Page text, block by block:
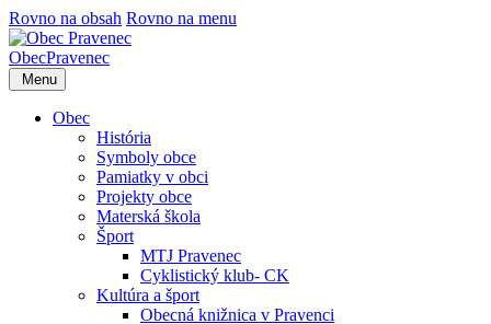
Rovno na obsah Rovno na menu
ObecPravenec
Menu
Obec
História
Symboly obce
Pamiatky v obci
Projekty obce
Materská škola
Šport
MTJ Pravenec
Cyklistický klub- CK
Kultúra a šport
Obecná knižnica v Pravenci